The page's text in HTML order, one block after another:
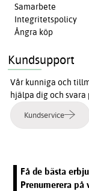
Samarbete
Integritetspolicy
Ångra köp
Kundsupport
Vår kunniga och
hjälpa dig och
Kundservice
Få de bästa
Prenumerera på